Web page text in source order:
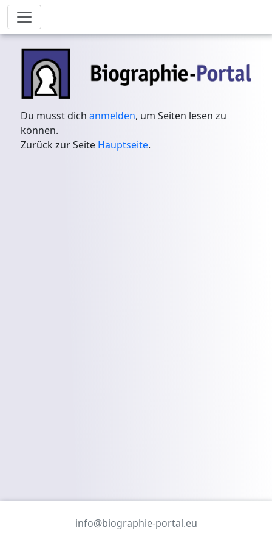
Du musst dichanmelden, um Seiten lesen zu
können.
Zurück zur Seite Hauptseite.
info@biographie-portal.eu